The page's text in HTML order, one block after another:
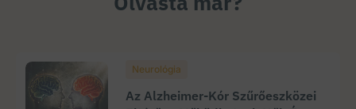
Neurológia
Az Alzheimer-Kór Szűrőeszközei